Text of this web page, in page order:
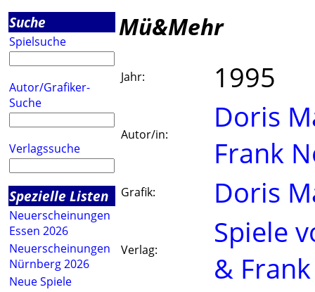
Suche
Spielsuche
Autor/Grafiker-
Suche
Verlagssuche
Spezielle Listen
Neuerscheinungen
Essen 2026
Neuerscheinungen
Nürnberg 2026
Neue Spiele
Mü&Mehr
Jahr: 1995
Autor/in:
Doris
Frank
Grafik: Doris
Verlag:
Spiele
& Frank